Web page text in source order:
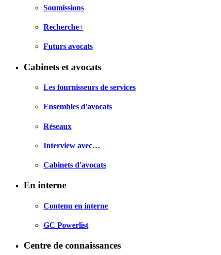
Soumissions
Recherche+
Futurs avocats
Cabinets et avocats
Les fournisseurs de services
Ensembles d'avocats
Réseaux
Interview avec…
Cabinets d'avocats
En interne
Contenu en interne
GC Powerlist
Centre de connaissances